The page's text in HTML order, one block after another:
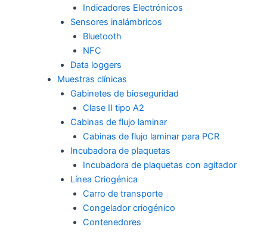
Indicadores Electrónicos
Sensores inalámbricos
Bluetooth
NFC
Data loggers
Muestras clínicas
Gabinetes de bioseguridad
Clase II tipo A2
Cabinas de flujo laminar
Cabinas de flujo laminar para PCR
Incubadora de plaquetas
Incubadora de plaquetas con agitador
Línea Criogénica
Carro de transporte
Congelador criogénico
Contenedores